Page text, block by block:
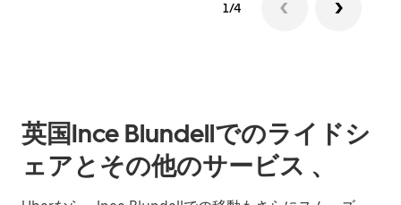
1/4
英国Ince Blundellでのライドシ
ェアとその他のサービス 、